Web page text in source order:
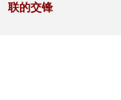
联的交锋